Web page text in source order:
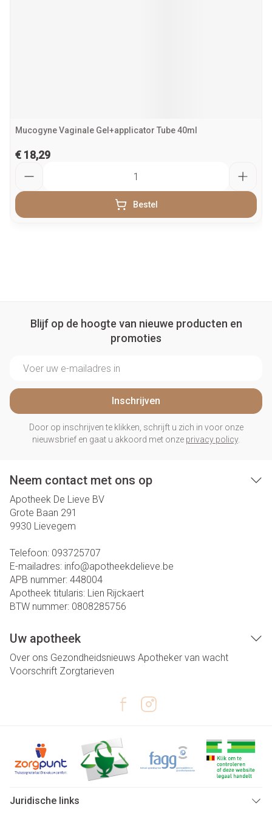
Mucogyne Vaginale Gel+applicator Tube 40ml
€ 18,29
Bestel
Blijf op de hoogte van nieuwe producten en
promoties
Inschrijven
Door op inschrijven te klikken, schrijft u zich in voor onze
nieuwsbrief en gaat u akkoord met onze privacy policy.
Neem contact met ons op
Apotheek De Lieve BV
Grote Baan 291
9930 Lievegem
Telefoon: 093725707
E-mailadres: info@apotheekdelieve.be
APB nummer: 448004
Apotheek titularis: Lien Rijckaert
BTW nummer: 0808285756
Uw apotheek
Over ons Gezondheidsnieuws Apotheker van wacht
Voorschrift Zorgtarieven
Juridische links